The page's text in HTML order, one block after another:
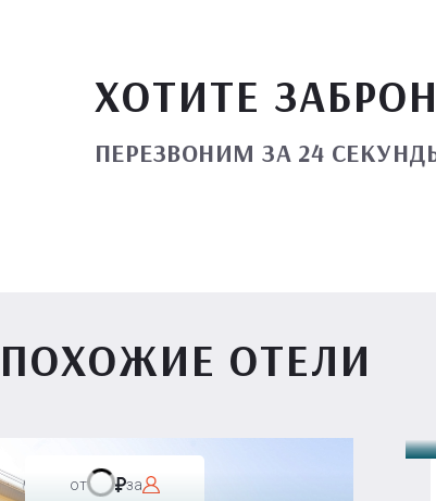
ХОТИТЕ
ПЕРЕЗВОНИМ ЗА 24
ПОХОЖИЕ ОТЕЛИ
от за